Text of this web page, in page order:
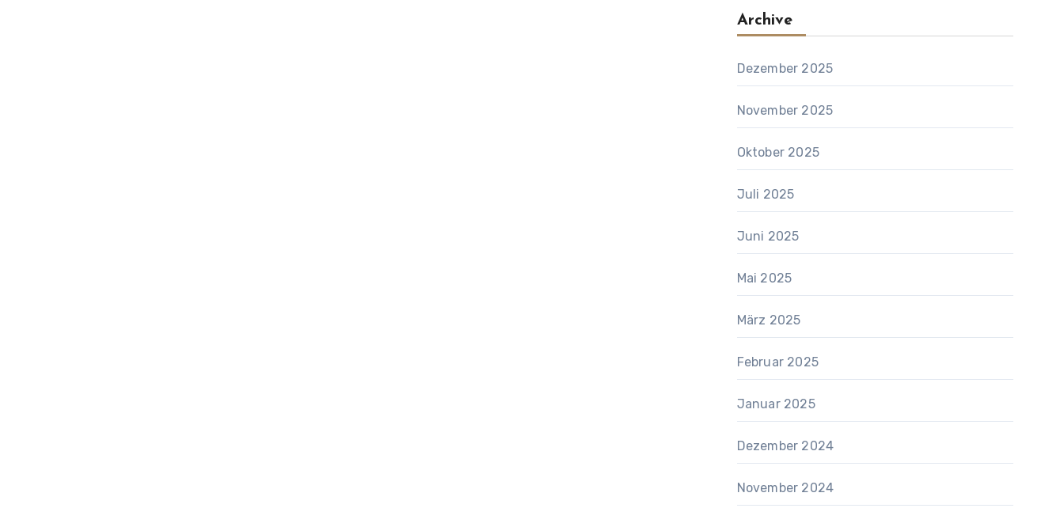
Archive
Dezember 2025
November 2025
Oktober 2025
Juli 2025
Juni 2025
Mai 2025
März 2025
Februar 2025
Januar 2025
Dezember 2024
November 2024